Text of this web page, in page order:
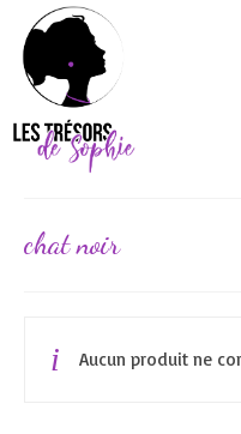
chat noir
Aucun produit ne